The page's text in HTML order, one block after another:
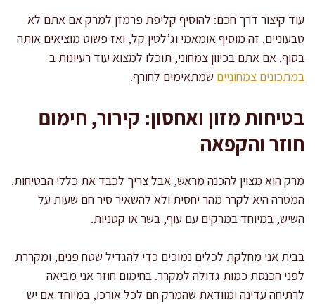
עוד קיצור דרך חכם: להוסיף קליפת פרמזן למרק אם אתם לא
טבעוניים. זה מוסיף אומאמי וג’לטין קל, ואז פשוט מוציאים אותה
בסוף. אם אתם בכיוון צמחוני, תוכלו למצוא עוד רעיונות ב
במתכונים צמחוניים שמתאימים לחורף.
בטיחות מזון ואחסון: קירור, חימום
חוזר והקפאה
מרק הוא מצוין להכנה מראש, אבל צריך לכבד את כללי הבטיחות.
המטרה היא לקרר מהר יחסית ולא להשאיר סיר חם שעות על
השיש, במיוחד במרקים עם עוף, בשר או קטניות.
בבית אני מחלקת לכלים נמוכים כדי להגדיל שטח פנים, ומקררת
לפני הכנסת כמות גדולה למקרר. בחימום חוזר אני מביאה
לרתיחה עדינה ומוודאת שהמרק חם לכל אורכו, במיוחד אם יש